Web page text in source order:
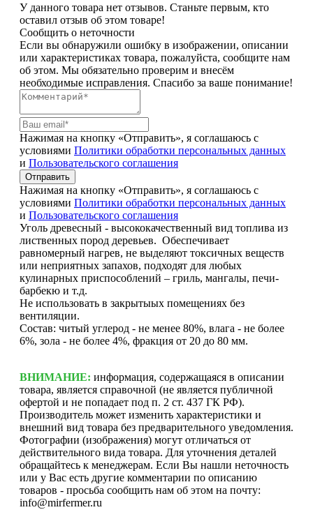
У данного товара нет отзывов. Станьте первым, кто
оставил отзыв об этом товаре!
Сообщить о неточности
Если вы обнаружили ошибку в изображении, описании
или характеристиках товара, пожалуйста, сообщите нам
об этом. Мы обязательно проверим и внесём
необходимые исправления. Спасибо за ваше понимание!
Нажимая на кнопку «Отправить», я соглашаюсь с
условиями Политики обработки персональных данных
и Пользовательского соглашения
Отправить
Нажимая на кнопку «Отправить», я соглашаюсь с
условиями Политики обработки персональных данных
и Пользовательского соглашения
Уголь древесный - высококачественный вид топлива из
лиственных пород деревьев. Обеспечивает
равномерный нагрев, не выделяют токсичных веществ
или неприятных запахов, подходят для любых
кулинарных приспособлений – гриль, мангалы, печи-
барбекю и т.д.
Не использовать в закрытыых помещениях без
вентиляции.
Состав: читый углерод - не менее 80%, влага - не более
6%, зола - не более 4%, фракция от 20 до 80 мм.
ВНИМАНИЕ: информация, содержащаяся в описании
товара, является справочной (не является публичной
офертой и не попадает под п. 2 ст. 437 ГК РФ).
Производитель может изменить характеристики и
внешний вид товара без предварительного уведомления.
Фотографии (изображения) могут отличаться от
действительного вида товара. Для уточнения деталей
обращайтесь к менеджерам. Если Вы нашли неточность
или у Вас есть другие комментарии по описанию
товаров - просьба сообщить нам об этом на почту:
info@mirfermer.ru